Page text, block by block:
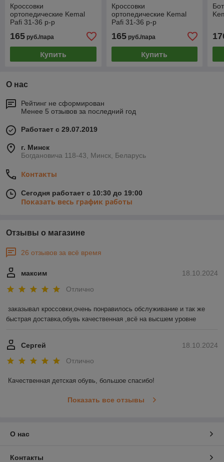
Кроссовки
ортопедические Kemal
Pafi 31-36 р-р
165 руб./пара
Купить
Кроссовки
ортопедические Kemal
Pafi 31-36 р-р
165руб./пара
Купить
О нас
Рейтинг не сформирован
Менее 5 отзывов за последний год
Работает с 29.07.2019
г. Минск
Богдановича 118-43, Минск, Беларусь
Контакты
Сегодня работает с 10:30 до 19:00
Показать весь график работы
Отзывы о магазине
26 отзывов за всё время
18.10.2024
максим
Отлично
заказывал кроссовки,очень понравилось обслуживание и так же
быстрая доставка,обувь качественная ,всё на высшем уровне
18.10.2024
Сергей
Отлично
Качественная детская обувь, большое спасибо!
Показать все отзывы
О нас
Контакты